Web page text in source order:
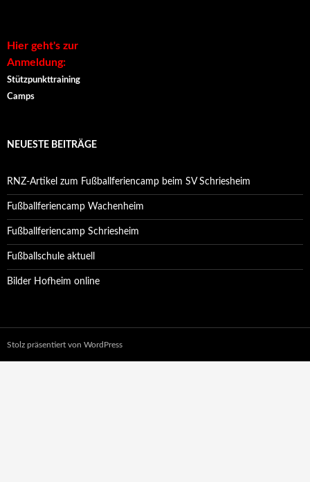
Hier geht's zur
Anmeldung:
Stützpunkttraining
Camps
NEUESTE BEITRÄGE
RNZ-Artikel zum Fußballferiencamp beim SV Schriesheim
Fußballferiencamp Wachenheim
Fußballferiencamp Schriesheim
Fußballschule aktuell
Bilder Hofheim online
Stolz präsentiert von WordPress